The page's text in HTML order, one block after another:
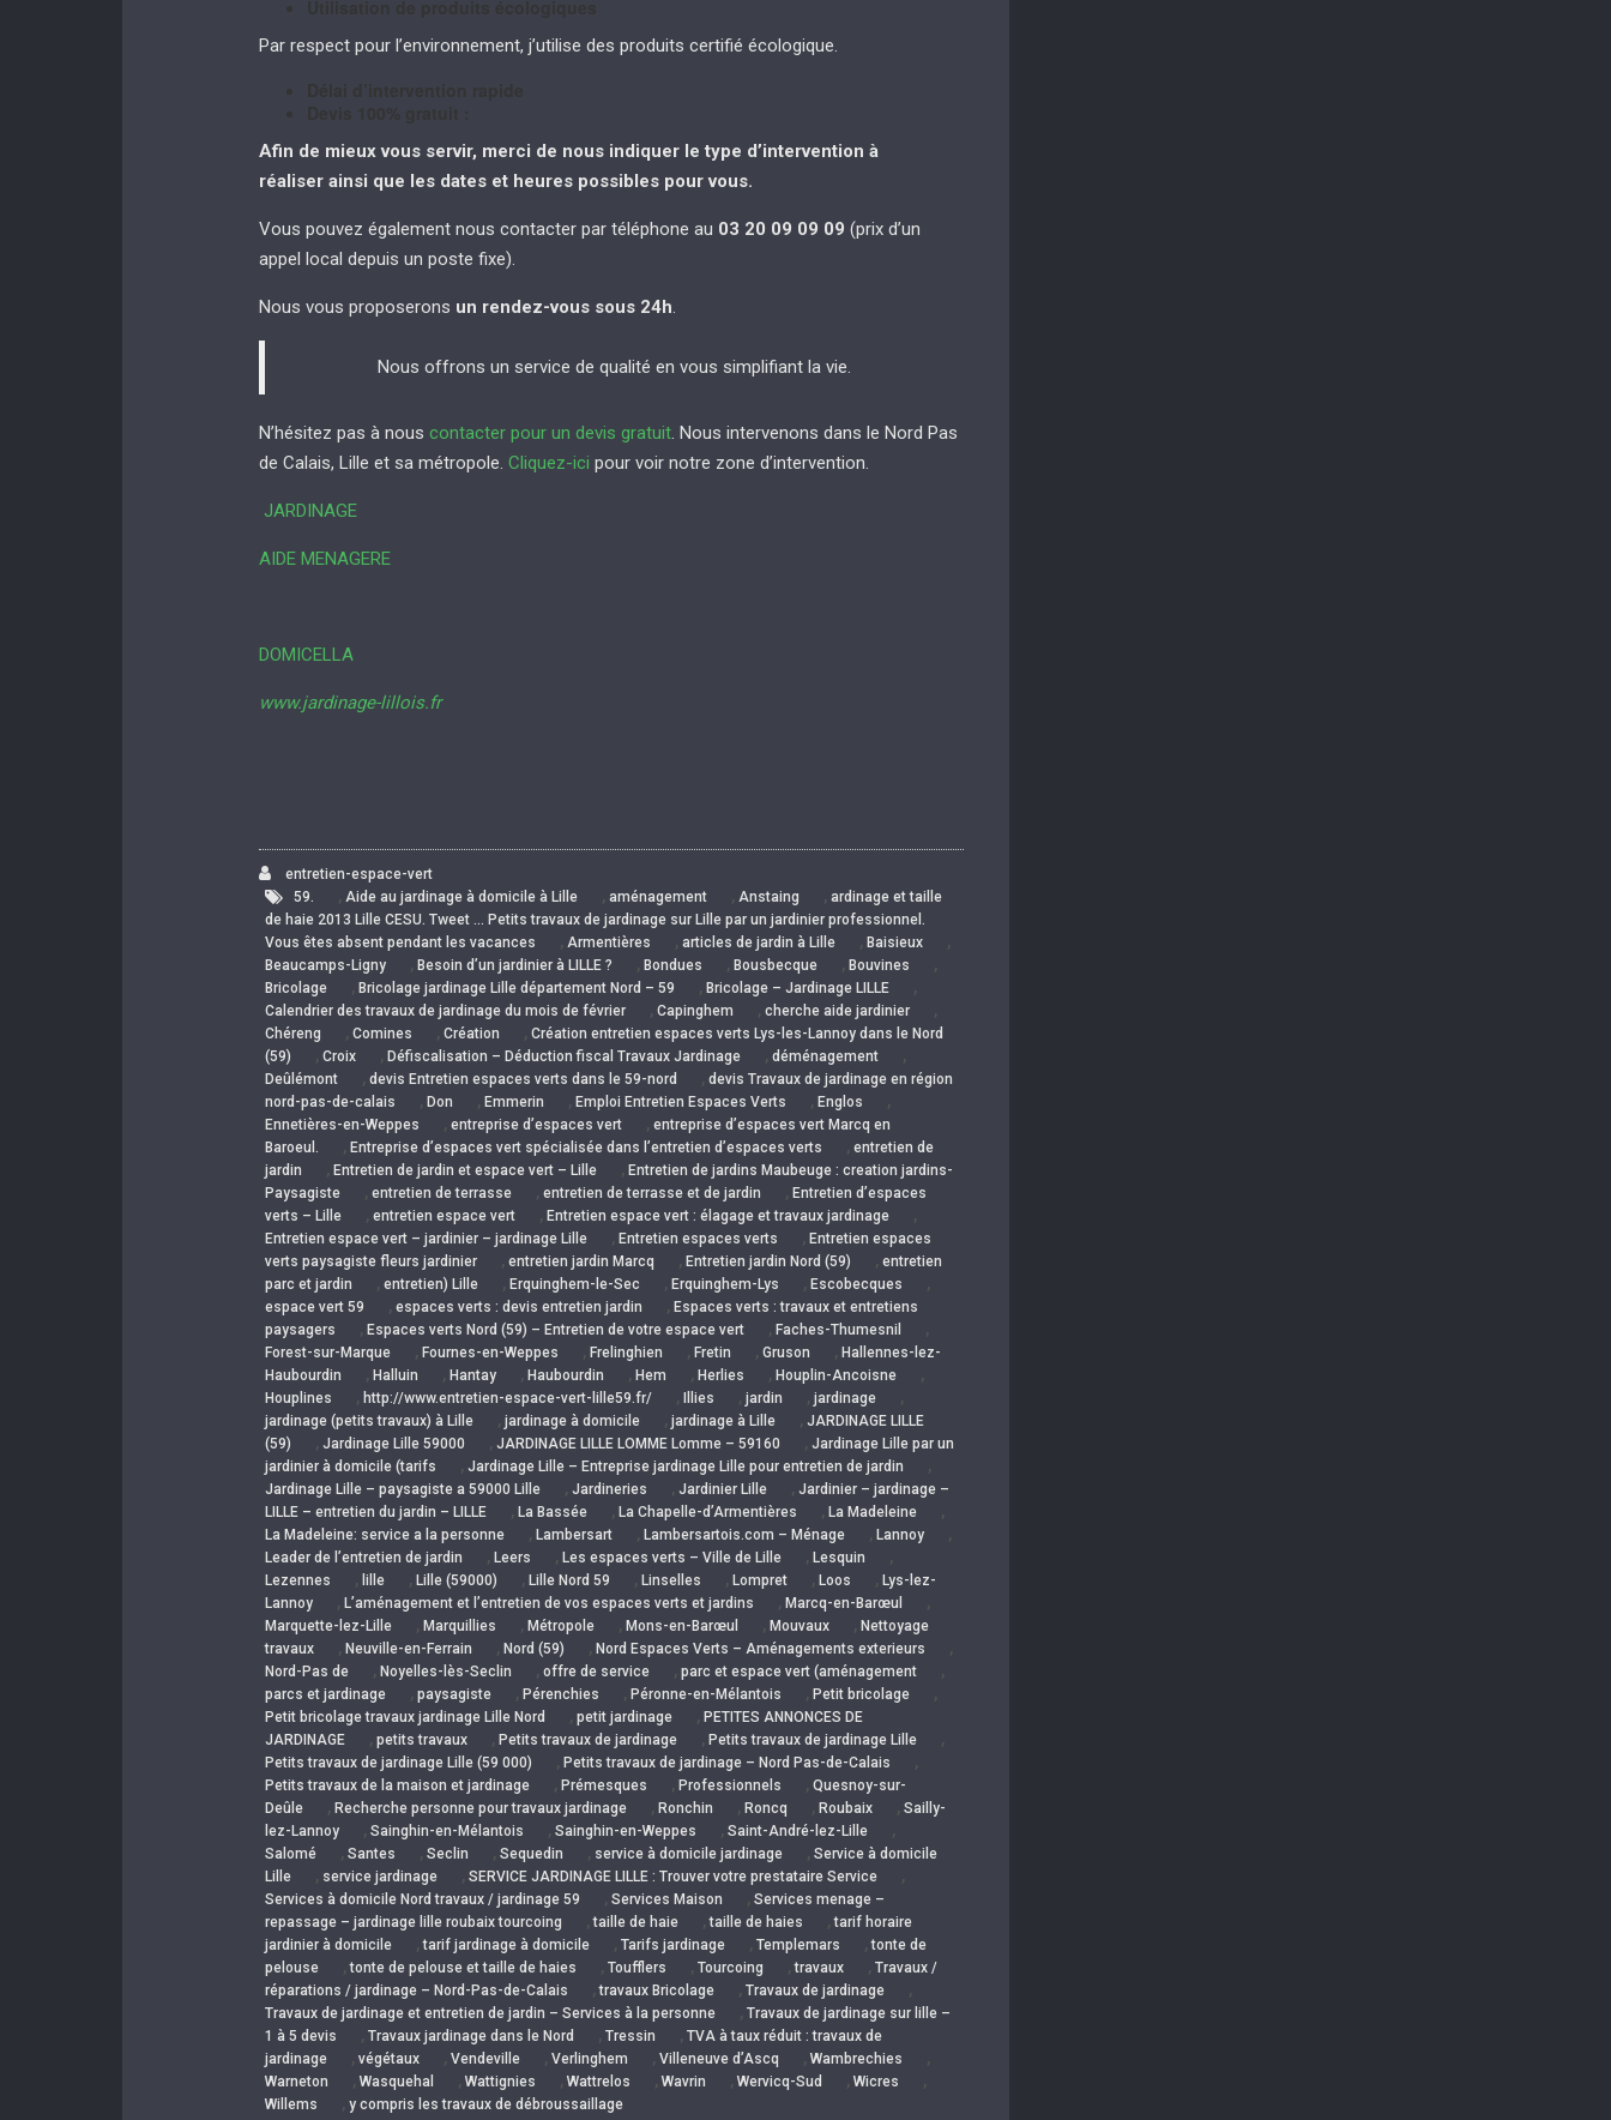
Par respect pour l’environnement, j’utilise des produits certifié écologique.
Afin de mieux vous servir, merci de nous indiquer le type d’intervention à
réaliser ainsi que les dates et heures possibles pour vous.
Vous pouvez également nous contacter par téléphone au 03 20 09 09 09 (prix d’un
appel local depuis un poste fixe).
Nous vous proposerons un rendez-vous sous 24h.
Nous offrons un service de qualité en vous simplifiant la vie.
N’hésitez pas à nous contacter pour un devis gratuit. Nous intervenons dans le Nord Pas
de Calais, Lille et sa métropole. Cliquez-ici pour voir notre zone d’intervention.
JARDINAGE
AIDE MENAGERE
DOMICELLA
www.jardinage-lillois.fr
entretien-espace-vert
59.
, Aide au jardinage à domicile à Lille , aménagement , Anstaing , ardinage et taille
de haie 2013 Lille CESU. Tweet … Petits travaux de jardinage sur Lille par un jardinier professionnel.
Vous êtes absent pendant les vacances
, Armentières , articles de jardin à Lille , Baisieux ,
Beaucamps-Ligny , Besoin d’un jardinier à LILLE ? , Bondues , Bousbecque , Bouvines ,
Bricolage , Bricolage jardinage Lille département Nord – 59 , Bricolage – Jardinage LILLE ,
Calendrier des travaux de jardinage du mois de février , Capinghem , cherche aide jardinier ,
Chéreng , Comines , Création , Création entretien espaces verts Lys-les-Lannoy dans le Nord
(59)
, Croix , Défiscalisation – Déduction fiscal Travaux Jardinage , déménagement ,
Deûlémont , devis Entretien espaces verts dans le 59-nord , devis Travaux de jardinage en région
nord-pas-de-calais
, Don , Emmerin , Emploi Entretien Espaces Verts , Englos ,
Ennetières-en-Weppes , entreprise d’espaces vert , entreprise d’espaces vert Marcq en
Baroeul.
, Entreprise d’espaces vert spécialisée dans l’entretien d’espaces verts , entretien de
jardin
, Entretien de jardin et espace vert – Lille , Entretien de jardins Maubeuge : creation jardins-
Paysagiste
, entretien de terrasse , entretien de terrasse et de jardin , Entretien d’espaces
verts – Lille
, entretien espace vert , Entretien espace vert : élagage et travaux jardinage ,
Entretien espace vert – jardinier – jardinage Lille , Entretien espaces verts , Entretien espaces
verts paysagiste fleurs jardinier
, entretien jardin Marcq , Entretien jardin Nord (59) , entretien
parc et jardin
, entretien) Lille , Erquinghem-le-Sec , Erquinghem-Lys , Escobecques ,
espace vert 59 , espaces verts : devis entretien jardin , Espaces verts : travaux et entretiens
paysagers
, Espaces verts Nord (59) – Entretien de votre espace vert , Faches-Thumesnil ,
Forest-sur-Marque , Fournes-en-Weppes , Frelinghien , Fretin , Gruson , Hallennes-lez-
Haubourdin
, Halluin , Hantay , Haubourdin , Hem , Herlies , Houplin-Ancoisne ,
Houplines , http://www.entretien-espace-vert-lille59.fr/ , Illies , jardin , jardinage ,
jardinage (petits travaux) à Lille , jardinage à domicile , jardinage à Lille , JARDINAGE LILLE
(59)
, Jardinage Lille 59000 , JARDINAGE LILLE LOMME Lomme – 59160 , Jardinage Lille par un
jardinier à domicile (tarifs
, Jardinage Lille – Entreprise jardinage Lille pour entretien de jardin ,
Jardinage Lille – paysagiste a 59000 Lille , Jardineries , Jardinier Lille , Jardinier – jardinage –
LILLE – entretien du jardin – LILLE
, La Bassée , La Chapelle-d’Armentières , La Madeleine ,
La Madeleine: service a la personne , Lambersart , Lambersartois.com – Ménage , Lannoy ,
Leader de l’entretien de jardin , Leers , Les espaces verts – Ville de Lille , Lesquin ,
Lezennes , lille , Lille (59000) , Lille Nord 59 , Linselles , Lompret , Loos , Lys-lez-
Lannoy
, L’aménagement et l’entretien de vos espaces verts et jardins , Marcq-en-Barœul ,
Marquette-lez-Lille , Marquillies , Métropole , Mons-en-Barœul , Mouvaux , Nettoyage
travaux
, Neuville-en-Ferrain , Nord (59) , Nord Espaces Verts – Aménagements exterieurs ,
Nord-Pas de , Noyelles-lès-Seclin , offre de service , parc et espace vert (aménagement ,
parcs et jardinage , paysagiste , Pérenchies , Péronne-en-Mélantois , Petit bricolage ,
Petit bricolage travaux jardinage Lille Nord , petit jardinage , PETITES ANNONCES DE
JARDINAGE
, petits travaux , Petits travaux de jardinage , Petits travaux de jardinage Lille ,
Petits travaux de jardinage Lille (59 000) , Petits travaux de jardinage – Nord Pas-de-Calais ,
Petits travaux de la maison et jardinage , Prémesques , Professionnels , Quesnoy-sur-
Deûle
, Recherche personne pour travaux jardinage , Ronchin , Roncq , Roubaix , Sailly-
lez-Lannoy
, Sainghin-en-Mélantois , Sainghin-en-Weppes , Saint-André-lez-Lille ,
Salomé , Santes , Seclin , Sequedin , service à domicile jardinage , Service à domicile
Lille
, service jardinage , SERVICE JARDINAGE LILLE : Trouver votre prestataire Service ,
Services à domicile Nord travaux / jardinage 59 , Services Maison , Services menage –
repassage – jardinage lille roubaix tourcoing
,taille de haie ,taille de haies ,tarif horaire
jardinier à domicile
,tarif jardinage à domicile , Tarifs jardinage , Templemars ,tonte de
pelouse
,tonte de pelouse et taille de haies , Toufflers , Tourcoing ,travaux , Travaux /
réparations / jardinage – Nord-Pas-de-Calais
,travaux Bricolage , Travaux de jardinage ,
Travaux de jardinage et entretien de jardin – Services à la personne , Travaux de jardinage sur lille –
1 à 5 devis
, Travaux jardinage dans le Nord , Tressin , TVA à taux réduit : travaux de
jardinage
, végétaux , Vendeville , Verlinghem , Villeneuve d’Ascq , Wambrechies ,
Warneton , Wasquehal , Wattignies , Wattrelos , Wavrin , Wervicq-Sud , Wicres ,
Willems , y compris les travaux de débroussaillage